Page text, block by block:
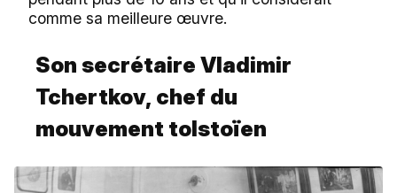
comme sa meilleure œuvre.
Son secrétaire Vladimir
Tchertkov, chef du
mouvement tolstoïen